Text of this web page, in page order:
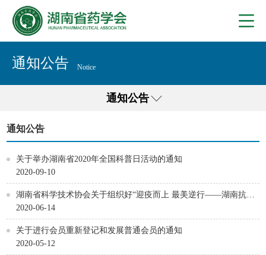
通知公告 Notice
通知公告
通知公告
关于举办湖南省2020年全国科普日活动的通知
2020-09-10
湖南省科学技术协会关于组织好“迎疫而上 最美逆行——湖南抗疫
先锋纪实展”观展的通知
2020-06-14
关于进行会员重新登记和发展普通会员的通知
2020-05-12